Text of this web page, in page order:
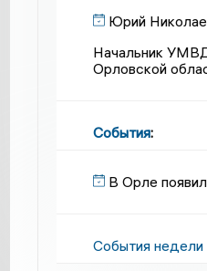
Юрий
Начальник
Орловской
События:
В Орле
События недели